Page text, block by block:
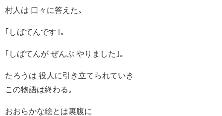
村人は 口々に答えた｡
｢しばてんです｣｡
｢しばてんが ぜんぶ やりました｣｡
たろうは 役人に引き立てられていき
この物語は終わる｡
おおらかな絵とは裏腹に